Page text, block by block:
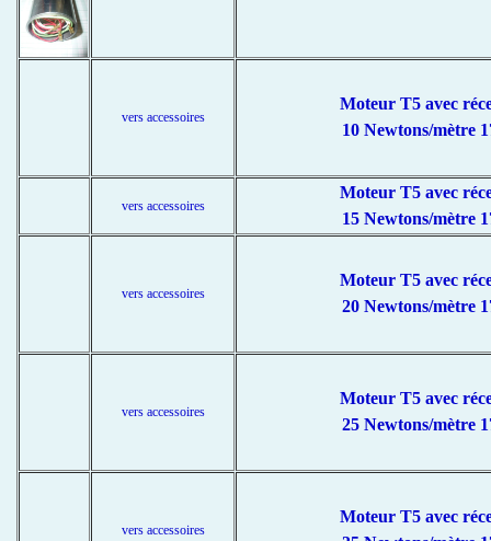
vers accessoires
Moteur T5 avec
10 Newtons/mètre
vers accessoires
Moteur T5 avec
15 Newtons/mètre
vers accessoires
Moteur T5 avec
20 Newtons/mètre
vers accessoires
Moteur T5 avec
25 Newtons/mètre
vers accessoires
Moteur T5 avec